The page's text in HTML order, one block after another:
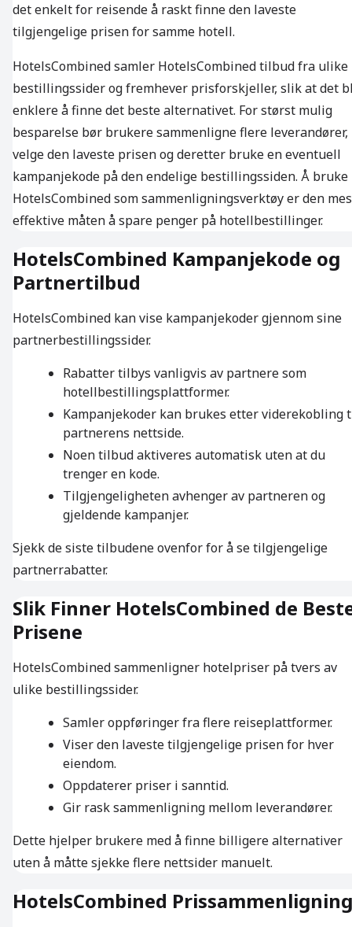
det enkelt for reisende å raskt finne den laveste
tilgjengelige prisen for samme hotell.
HotelsCombined samler HotelsCombined tilbud fra ulike
bestillingssider og fremhever prisforskjeller, slik at det
enklere å finne det beste alternativet. For størst mulig
besparelse bør brukere sammenligne flere leverandører,
velge den laveste prisen og deretter bruke en eventuell
kampanjekode på den endelige bestillingssiden. Å bruke
HotelsCombined som sammenligningsverktøy er den
effektive måten å spare penger på hotellbestillinger.
HotelsCombined Kampanjekode og
Partnertilbud
HotelsCombined kan vise kampanjekoder gjennom sine
partnerbestillingssider.
Rabatter tilbys vanligvis av partnere som
hotellbestillingsplattformer.
Kampanjekoder kan brukes etter viderekobling
partnerens nettside.
Noen tilbud aktiveres automatisk uten at du
trenger en kode.
Tilgjengeligheten avhenger av partneren og
gjeldende kampanjer.
Sjekk de siste tilbudene ovenfor for å se tilgjengelige
partnerrabatter.
Slik Finner HotelsCombined de
Prisene
HotelsCombined sammenligner hotelpriser på tvers av
ulike bestillingssider.
Samler oppføringer fra flere reiseplattformer.
Viser den laveste tilgjengelige prisen for hver
eiendom.
Oppdaterer priser i sanntid.
Gir rask sammenligning mellom leverandører.
Dette hjelper brukere med å finne billigere alternativer
uten å måtte sjekke flere nettsider manuelt.
HotelsCombined Prissammenligning